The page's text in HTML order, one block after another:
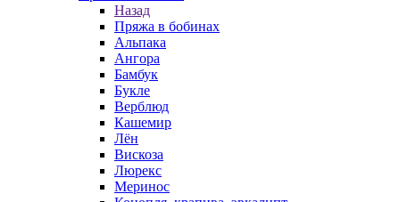
Назад
Пряжа в бобинах
Альпака
Ангора
Бамбук
Букле
Верблюд
Кашемир
Лён
Вискоза
Люрекс
Меринос